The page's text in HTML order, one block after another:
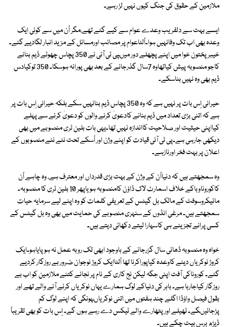
ملازمین کے حقوق کی جنگ کیوں نہیں لڑ رہے۔
ایسے بہت سے دلفریب وعدے عوام سے کیے گئے تھے،مگر اُن میں سے کوئی ایک
وعدہ بھی اب تک وفانہیں ہوا۔اُلٹاعوام پر مصائب اورمسائل کے مزید انبار لگادیے گئے۔
خیبر پختون خوا میں اپنے پچھلے دور میںپی ٹی آئی نے 350 پچاس چھوٹے ڈیم بنانے
کاجو منصوبہ پیش کیاتھاوہ 7سال گذرجانے کے بعد بھی پورانہ ہوسکا۔ 350 توکیادس
ڈیم بھی وہ نہیں بناسکے۔
حیرانی اِس بات پر نہیں ہے کہ وہ 350 پچاس ڈیم بنانہیں سکے بلکہ حیرانی اِس بات پر
ہے کہ اتنی بڑی تعداد میں ڈیم بنانے کادعویٰ کرنے والوں کو دعویٰ کرنے سے پہلے
کیااپنی حیثیت اور صلاحیت کااندازہ نہیں تھا۔یہی بات بلین ٹری منصوبے میں بھی
دیکھی جارہی ہے۔پی ٹی آئی قیادت کو اپنے وژن اور اُسکے تحت نئے نئے منصوبوں کے
اعلان پر بہت فخر اورنازہے۔
وہ سمجھتے ہیں کہ دنیااُن کے وژن کے بہت بڑی قدرداں اور معترف ہے، وہ چاہے اُن
کاکوروناوباکے خلاف اسمارٹ لاک ڈاؤن کامنصوبہ ہویاپھر 10 بلین ٹری کا منصوبہ۔
مائیکروسوفٹ کے مالک بل گیٹس کے تعریفی کلمات کو وہ اپنے لیے سرمایہ حیات
سمجھتے ہیں۔ مرغی انڈوں کے سنہری منصوبے کی حمایت میں بھی وہ بل گیٹس کے
کسی پرانے تجزیئے ہی کاسہارا لیتے دکھائی دیتے ہیں۔
خواہ وہ منصوبہ ڈھائی سال گزرجانے کے باوجود ابھی تک روبہ عمل نہ ہوپایاہو۔ایک
کروڑ نوکریاں دینے کاوعدہ کیاپوراکرنا تھا اُلٹاایک کروڑ نوجوان ضرور بے روزگار کردیے
گئے۔ کوروناکی آفت اپنی جگہ لیکن نج کاری کے نام پر نجانے کتنے ملازمین کو اب بے
روزگار کیاجارہا ہے۔ باہر کی دنیاکے لوگ ہمارے یہاں نوکریاں کرنے آنے والے تھے اور
بقول فیصل واؤڈا اگلے چند ہفتوں میں اتنی نوکریاںہونگی کہ اپنے لوگ کم
پڑجائیںگے۔ ٹھیلے اور پتھارے والے ٹیکس دے رہے ہوں گے۔ اِس بات کو بھی تقریباً
ڈیڑھ برس بیت چکے ہیں۔